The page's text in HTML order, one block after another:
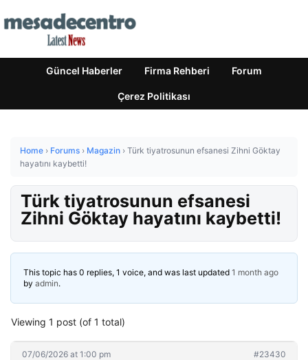
Güncel Haberler Firma Rehberi Forum
Çerez Politikası
Home › Forums › Magazin › Türk tiyatrosunun efsanesi Zihni Göktay
hayatını kaybetti!
Türk tiyatrosunun efsanesi
Zihni Göktay hayatını kaybetti!
This topic has 0 replies, 1 voice, and was last updated 1 month ago
by admin.
Viewing 1 post (of 1 total)
07/06/2026 at 1:00 pm #23430